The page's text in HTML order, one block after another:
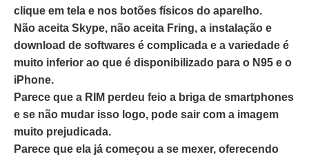
clique em tela e nos botões físicos do aparelho.
Não aceita Skype, não aceita Fring, a instalação e
download de softwares é complicada e a variedade é
muito inferior ao que é disponibilizado para o N95 e o
iPhone.
Parece que a RIM perdeu feio a briga de smartphones
e se não mudar isso logo, pode sair com a imagem
muito prejudicada.
Parece que ela já começou a se mexer, oferecendo